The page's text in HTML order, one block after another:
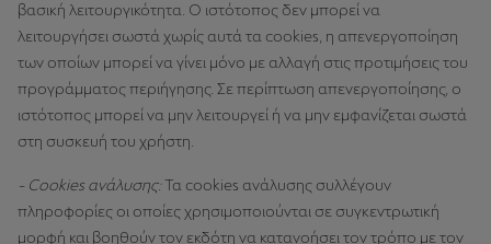
βασική λειτουργικότητα. Ο ιστότοπος δεν μπορεί να
λειτουργήσει σωστά χωρίς αυτά τα cookies, η απενεργοποίηση
των οποίων μπορεί να γίνει μόνο με αλλαγή στις προτιμήσεις του
προγράμματος περιήγησης. Σε περίπτωση απενεργοποίησης, ο
ιστότοπος μπορεί να μην λειτουργεί ή να μην εμφανίζεται σωστά
στη συσκευή του χρήστη.
- Cookies ανάλυσης:Τα cookies ανάλυσης συλλέγουν
πληροφορίες οι οποίες χρησιμοποιούνται σε συγκεντρωτική
μορφή και βοηθούν τον εκδότη να κατανοήσει τον τρόπο με τον